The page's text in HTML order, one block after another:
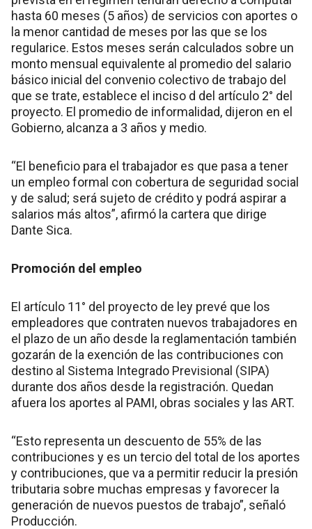
hasta 60 meses (5 años) de servicios con aportes o
la menor cantidad de meses por las que se los
regularice. Estos meses serán calculados sobre un
monto mensual equivalente al promedio del salario
básico inicial del convenio colectivo de trabajo del
que se trate, establece el inciso d del artículo 2° del
proyecto. El promedio de informalidad, dijeron en el
Gobierno, alcanza a 3 años y medio.
“El beneficio para el trabajador es que pasa a tener
un empleo formal con cobertura de seguridad social
y de salud; será sujeto de crédito y podrá aspirar a
salarios más altos”, afirmó la cartera que dirige
Dante Sica.
Promoción del empleo
El artículo 11° del proyecto de ley prevé que los
empleadores que contraten nuevos trabajadores en
el plazo de un año desde la reglamentación también
gozarán de la exención de las contribuciones con
destino al Sistema Integrado Previsional (SIPA)
durante dos años desde la registración. Quedan
afuera los aportes al PAMI, obras sociales y las ART.
“Esto representa un descuento de 55% de las
contribuciones y es un tercio del total de los aportes
y contribuciones, que va a permitir reducir la presión
tributaria sobre muchas empresas y favorecer la
generación de nuevos puestos de trabajo”, señaló
Producción.